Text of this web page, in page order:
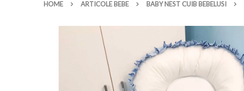
HOME ARTICOLE BEBE BABY NEST CUIB BEBELUSI